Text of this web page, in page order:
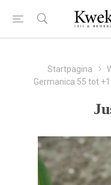
Startpagina
Germanica 55 tot